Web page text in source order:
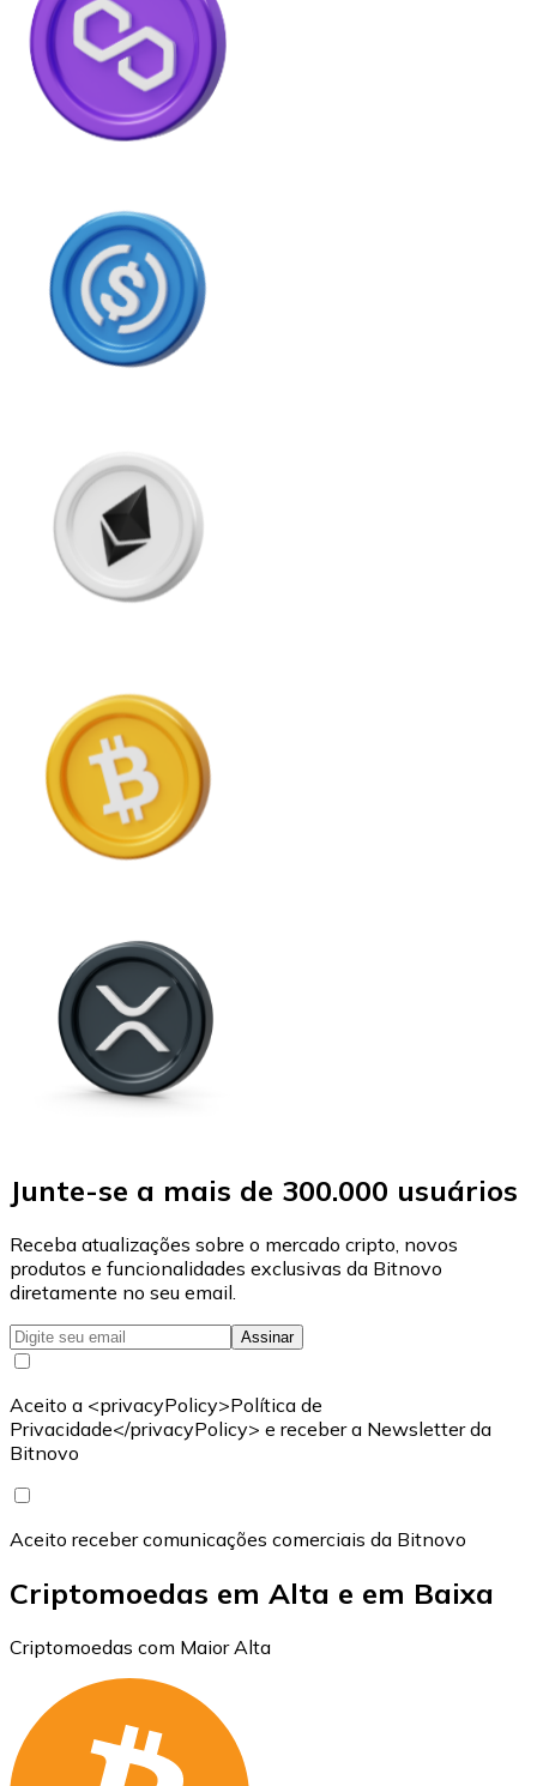
Junte-se a mais de 300.000 usuários
Receba atualizações sobre o mercado cripto, novos
produtos e funcionalidades exclusivas da Bitnovo
diretamente no seu email.
Assinar
Aceito a <privacyPolicy>Política de
Privacidade</privacyPolicy> e receber a Newsletter da
Bitnovo
Aceito receber comunicações comerciais da Bitnovo
Criptomoedas em Alta e em Baixa
Criptomoedas com Maior Alta